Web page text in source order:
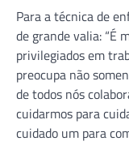
Para a técnica de
de grande valia: “É
privilegiados em
preocupa não
de todos nós
cuidarmos para
cuidado um para